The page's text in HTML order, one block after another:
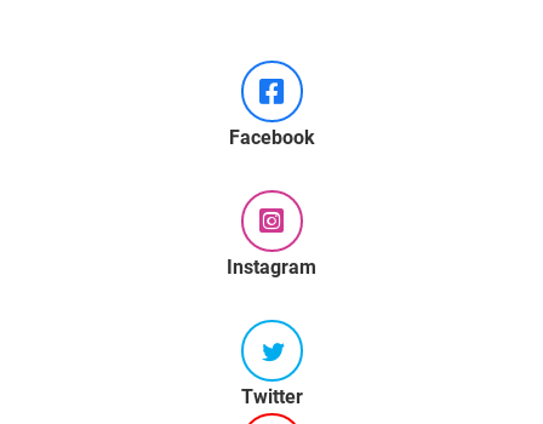
Facebook
Instagram
Twitter